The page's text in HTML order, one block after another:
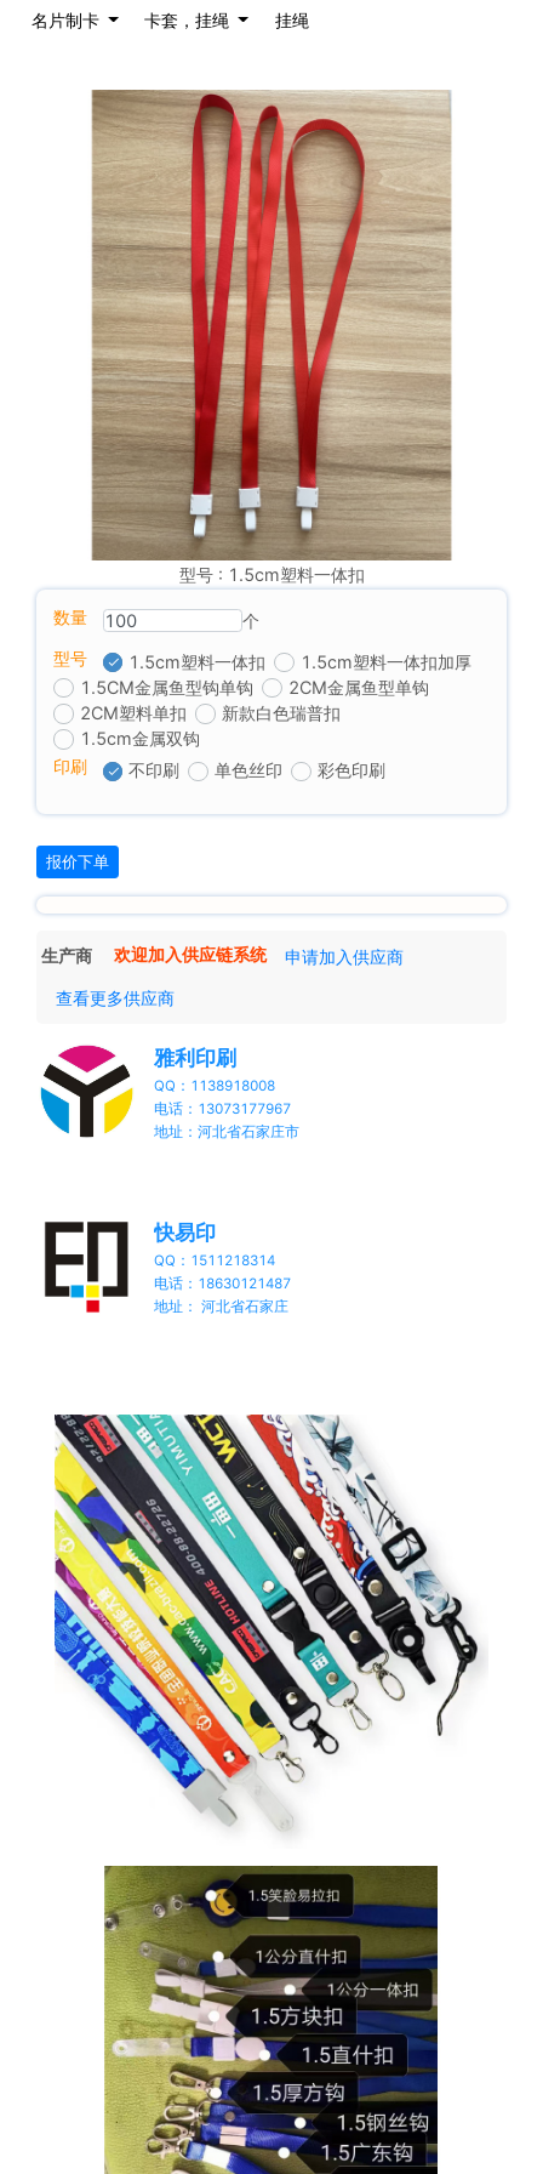
名片制卡 卡套，挂绳 挂绳
型号 : 1.5cm塑料一体扣
数量
个
型号
1.5cm塑料一体扣
1.5cm塑料一体扣加厚
1.5CM金属鱼型钩单钩
2CM金属鱼型单钩
2CM塑料单扣
新款白色瑞普扣
1.5cm金属双钩
印刷
不印刷 单色丝印 彩色印刷
报价下单
生产商 欢迎加入供应链系统
申请加入供应商
查看更多供应商
雅利印刷
QQ：1138918008
电话：13073177967
地址：河北省石家庄市
快易印
QQ：1511218314
电话：18630121487
地址： 河北省石家庄